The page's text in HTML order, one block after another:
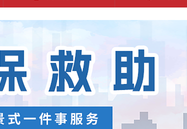
龙城云APP
公共服务
便民提示
查询服务
一件事服务
热点回应
网上信访